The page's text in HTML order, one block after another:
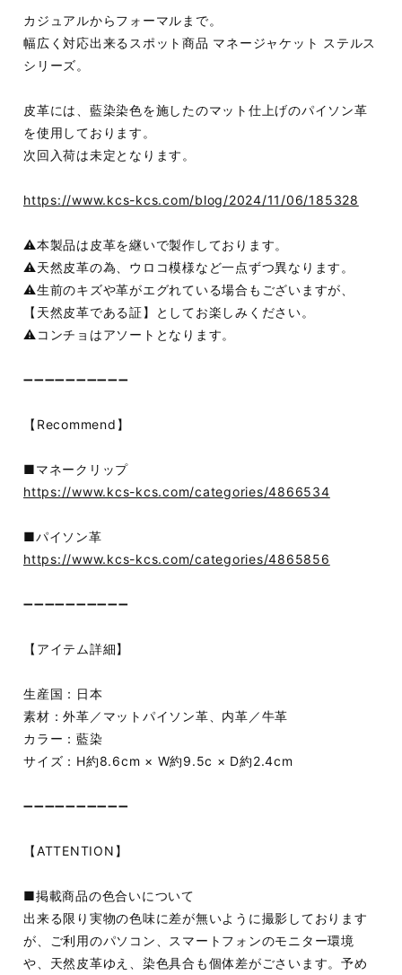
カジュアルからフォーマルまで。
幅広く対応出来るスポット商品 マネージャケット ステルス
シリーズ。
皮革には、藍染染色を施したのマット仕上げのパイソン革
を使用しております。
次回入荷は未定となります。
https://www.kcs-kcs.com/blog/2024/11/06/185328
⚠️本製品は皮革を継いで製作しております。
⚠️天然皮革の為、ウロコ模様など一点ずつ異なります。
⚠️生前のキズや革がエグれている場合もございますが、
【天然皮革である証】としてお楽しみください。
⚠️コンチョはアソートとなります。
➖➖➖➖➖➖➖➖➖➖
【Recommend】
■マネークリップ
https://www.kcs-kcs.com/categories/4866534
■パイソン革
https://www.kcs-kcs.com/categories/4865856
➖➖➖➖➖➖➖➖➖➖
【アイテム詳細】
生産国：日本
素材：外革／マットパイソン革、内革／牛革
カラー：藍染
サイズ：H約8.6cm × W約9.5c × D約2.4cm
➖➖➖➖➖➖➖➖➖➖
【ATTENTION】
■掲載商品の色合いについて
出来る限り実物の色味に差が無いように撮影しております
が、ご利用のパソコン、スマートフォンのモニター環境
や、天然皮革ゆえ、染色具合も個体差がごさいます。予め